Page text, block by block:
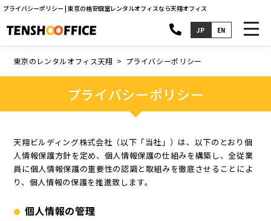
プライバシーポリシー | 東京の格安個室レンタルオフィスなら天翔オフィス
JP EN
東京のレンタルオフィス天翔 プライバシーポリシー
プライバシーポリシー
天翔ビルディング株式会社（以下「当社」）は、以下のとおり個
人情報保護方針を定め、個人情報保護の仕組みを構築し、全従業
員に個人情報保護の重要性の認識と取組みを徹底させることによ
り、個人情報の保護を推進致します。
個人情報の管理